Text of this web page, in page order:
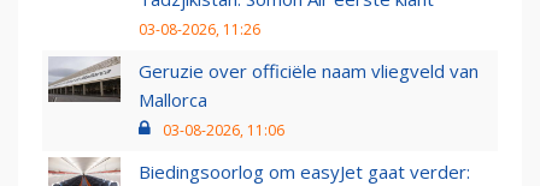
03-08-2026, 11:26
Geruzie over officiële naam vliegveld van
Mallorca
03-08-2026, 11:06
Biedingsoorlog om easyJet gaat verder: